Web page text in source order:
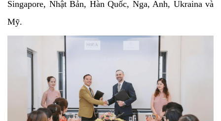
Singapore, Nhật Bản, Hàn Quốc, Nga, Anh, Ukraina và
Mỹ.